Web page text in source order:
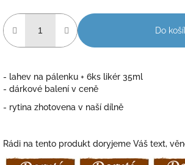
Do
- lahev na pálenku + 6ks likér 35ml
- dárkové balení v ceně
- rytina zhotovena v naší dílně
Rádi na tento produkt doryjeme Váš text,